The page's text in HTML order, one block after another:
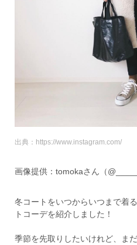
出典：https://www.instagram.com/
画像提供：tomokaさん（
冬コートをいつからいつまで着
トコーデを紹介しました！
季節を先取りしたいけれど、ま